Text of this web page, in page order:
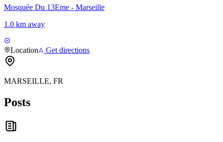
Mosquée Du 13Eme - Marseille
1.0 km away
Location Get directions
MARSEILLE, FR
Posts